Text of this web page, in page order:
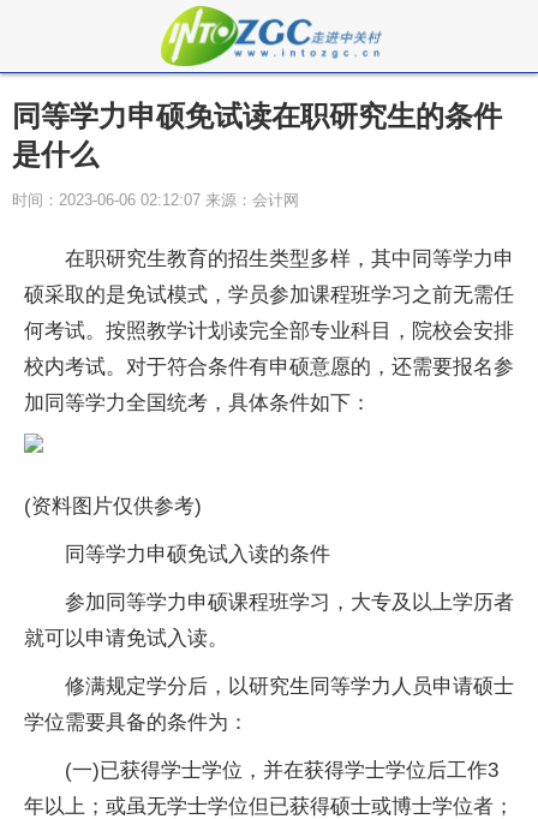
同等学力申硕免试读在职研究生的条件
是什么
时间：2023-06-06 02:12:07 来源：会计网
在职研究生教育的招生类型多样，其中同等学力申
硕采取的是免试模式，学员参加课程班学习之前无需任
何考试。按照教学计划读完全部专业科目，院校会安排
校内考试。对于符合条件有申硕意愿的，还需要报名参
加同等学力全国统考，具体条件如下：
(资料图片仅供参考)
同等学力申硕免试入读的条件
参加同等学力申硕课程班学习，大专及以上学历者
就可以申请免试入读。
修满规定学分后，以研究生同等学力人员申请硕士
学位需要具备的条件为：
(一)已获得学士学位，并在获得学士学位后工作3
年以上；或虽无学士学位但已获得硕士或博士学位者；